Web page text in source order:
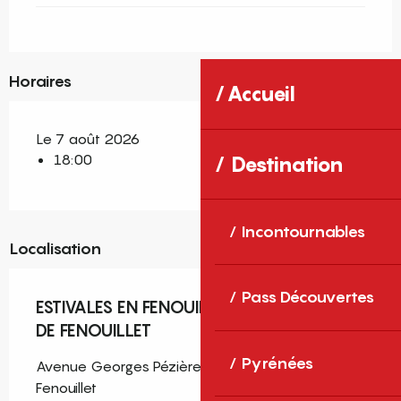
Accueil
Destination
Incontournables
Pass Découvertes
Pyrénées
Horaires
Le 7 août 2026
18:00
Localisation
ESTIVALES EN FENOUILLÈDES - SAINT PAUL
DE FENOUILLET
Avenue Georges Pézières, Saint-Paul-de-
Fenouillet